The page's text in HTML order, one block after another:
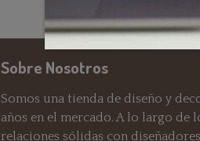
Sobre Nosotros
Somos una tienda de diseño y
años en el mercado. A lo largo de
relaciones sólidas con